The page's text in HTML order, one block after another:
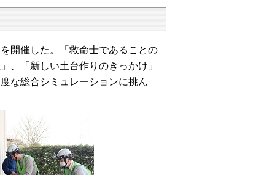
開催した。「救命士であることの
、「新しい土台作りのきっかけ」
な総合シミュレーションに挑ん